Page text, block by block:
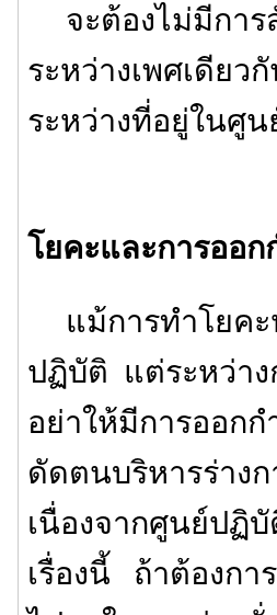
จะต้องไม่มีการ
ระหว่างเพศเดียว
ระหว่างที่อยู่ในศูน
โยคะและการออก
แม้การทำโยคะ
ปฏิบัติ แต่ระหว่าง
อย่าให้มีการออกก
ดัดตนบริหารร่าง
เนื่องจากศูนย์ปฏิ
เรื่องนี้ ถ้าต้องกา